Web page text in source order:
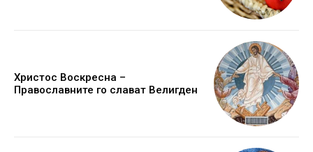
Христос Воскресна –
Православните го слават Велигден